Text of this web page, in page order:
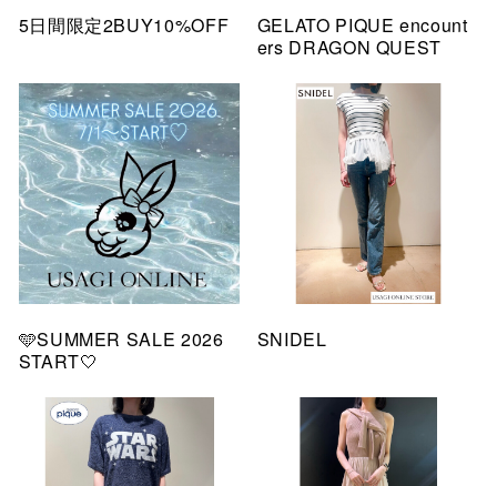
5日間限定2BUY10%OFF
GELATO PIQUE encount
ers DRAGON QUEST
🩵SUMMER SALE 2026
START🤍
SNIDEL